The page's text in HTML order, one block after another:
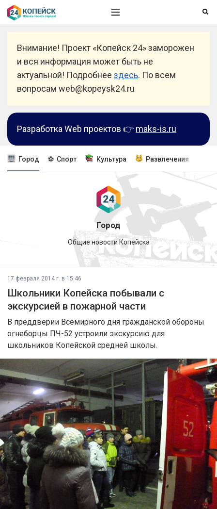
Внимание! Проект «Копейск 24» заморожен
и вся информация может быть не
актуальной! Подробнее здесь. По всем
вопросам web@kopeysk24.ru
Разработка Web проектов 👉 maks-is.ru
Город ⚽ Спорт Культура Развлечения
Город
Общие новости Копейска
17 февраля 2014 г. в 15:46
Школьники Копейска побывали с
экскурсией в пожарной части
В преддверии Всемирного дня гражданской обороны
огнеборцы ПЧ-52 устроили экскурсию для
школьников Копейской средней школы.